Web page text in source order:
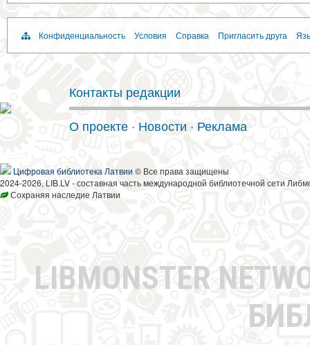
Конфиденциальность Условия Справка Пригласить друга
Контакты редакции
О проекте · Новости · Реклама
Цифровая библиотека Латвии © Все права защищены
2024-2026, LIB.LV - составная часть международной библиотечной сети
Сохраняя наследие Латвии
LIBMONSTER